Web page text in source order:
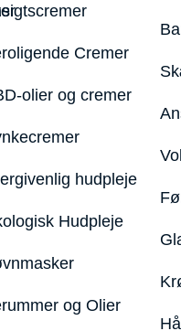
Cremer
olier og cremer
hudpleje
Hudpleje
og Olier